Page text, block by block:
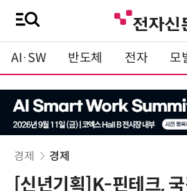
AI·SW 반도체 전자 모
경제 경제
[신년기획]K-핀테크, 국